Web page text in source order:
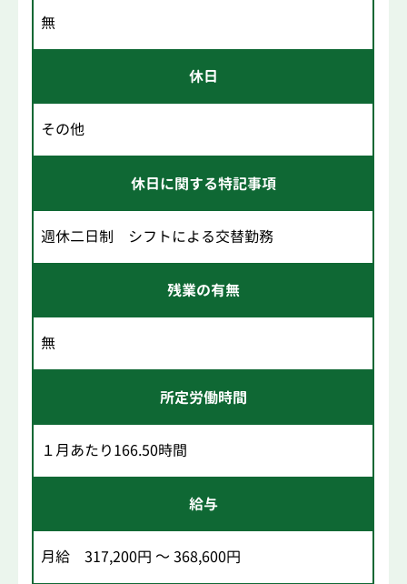
無
休日
その他
休日に関する特記事項
週休二日制 シフトによる交替勤務
残業の有無
無
所定労働時間
１月あたり166.50時間
給与
月給 317,200円 ～ 368,600円